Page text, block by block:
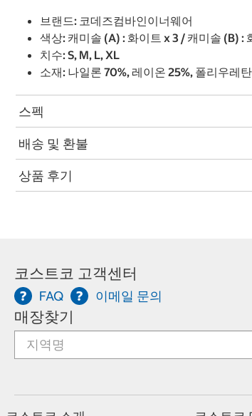
브랜드: 코데즈컴바인이너웨어
색상: 캐미솔 (A) : 화이트 x 3 / 캐미솔 (B)
치수: S, M, L, XL
소재: 나일론 70%, 레이온 25%, 폴리우레
스펙
배송 및 환불
상품 후기
코스트코 고객센터
FAQ 이메일 문의
매장찾기